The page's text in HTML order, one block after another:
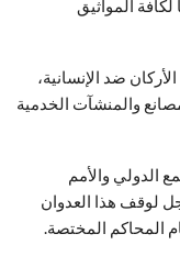
المواثيق
ضد الإنسانية،
والمنشآت الخدمية
الدولي والأمم
لوقف هذا العدوان
المحاكم المختصة.